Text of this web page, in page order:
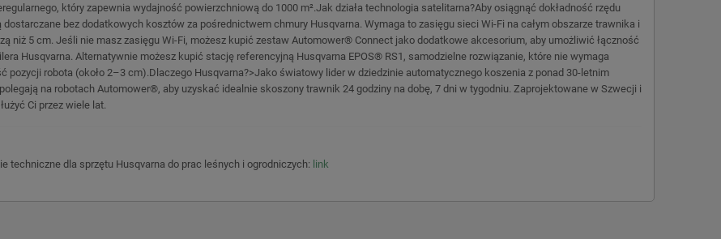
który zapewnia wydajność powierzchniową do 1000 m².Jak działa technologia satelitarna?Aby osiągnąć dokładność rzędu
bez dodatkowych kosztów za pośrednictwem chmury Husqvarna. Wymaga to zasięgu sieci Wi-Fi na całym obszarze trawnika i
niż 5 cm. Jeśli nie masz zasięgu Wi-Fi, możesz kupić zestaw Automower® Connect jako dodatkowe akcesorium, aby umożliwić łączność
Husqvarna. Alternatywnie możesz kupić stację referencyjną Husqvarna EPOS® RS1, samodzielne rozwiązanie, które nie wymaga
pozycji robota (około 2–3 cm).Dlaczego Husqvarna?>Jako światowy lider w dziedzinie automatycznego koszenia z ponad 30-letnim
na robotach Automower®, aby uzyskać idealnie skoszony trawnik 24 godziny na dobę, 7 dni w tygodniu. Zaprojektowane w Szwecji i
Ci przez wiele lat.
techniczne dla sprzętu Husqvarna do prac leśnych i ogrodniczych: link